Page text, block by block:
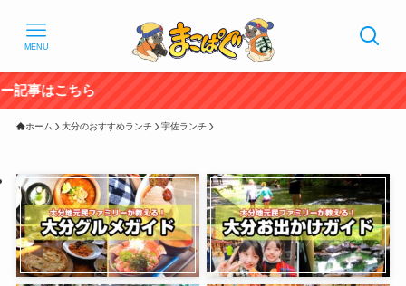
MENU
ホーム 大分のおすすめランチ 宇佐ランチ